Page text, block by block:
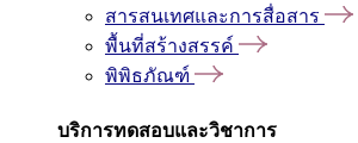
สารสนเทศและการสื่อสาร
พื้นที่สร้างสรรค์
พิพิธภัณฑ์
บริการทดสอบและวิชาการ